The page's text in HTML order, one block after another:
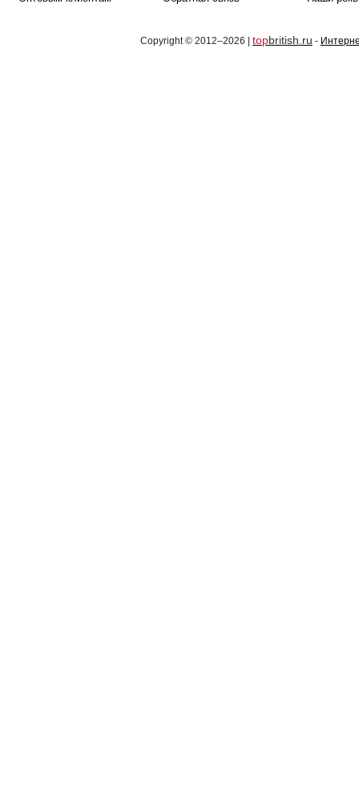
Copyright © 2012–2026 | topbritish.ru -